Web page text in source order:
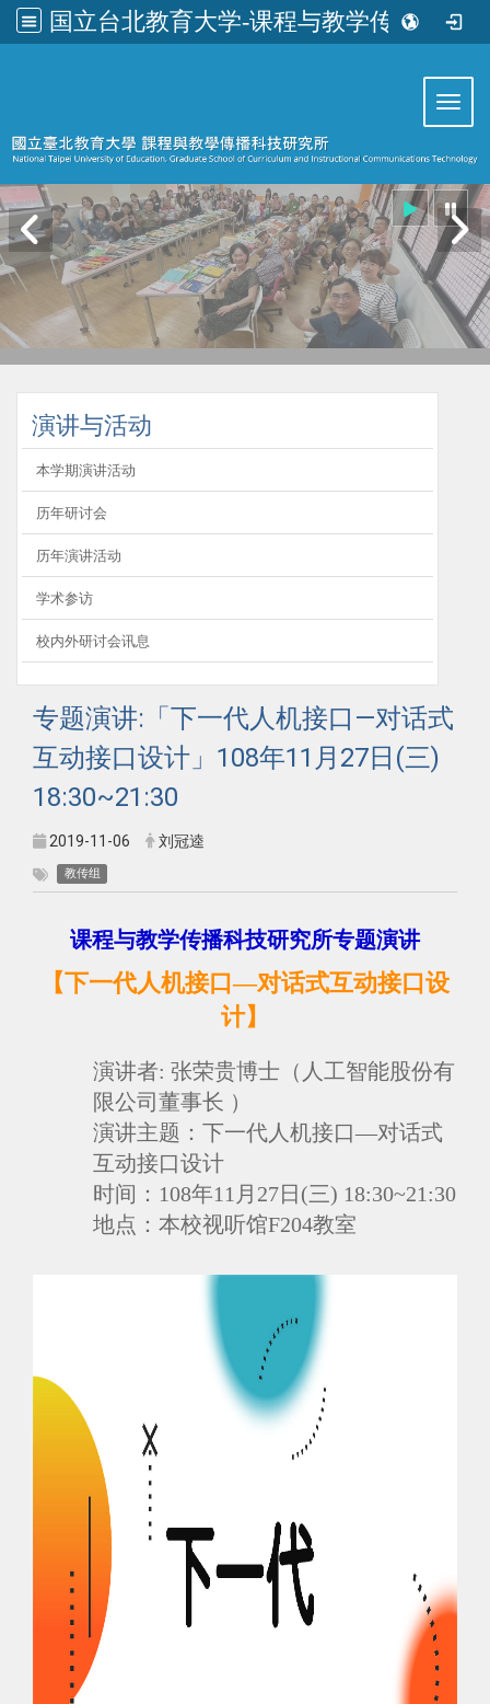
国立台北教育大学-课程与教学传播科技研究所
演讲与活动
本学期演讲活动
历年研讨会
历年演讲活动
学术参访
校内外研讨会讯息
专题演讲:「下一代人机接口—对话式
互动接口设计」108年11月27日(三)
18:30~21:30
2019-11-06 刘冠逵
教传组
课程与教学传播科技研究所专题演讲
【下一代人机接口—对话式互动接口设
计】
演讲者: 张荣贵博士（人工智能股份有
限公司董事长 ）
演讲主题： 下一代人机接口—对话式
互动接口设计
时间： 108年11月27日(三) 18:30~21:30
地点： 本校视听馆F204教室